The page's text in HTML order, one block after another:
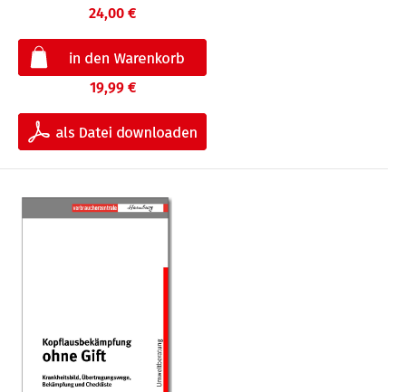
24,00 €
19,99 €